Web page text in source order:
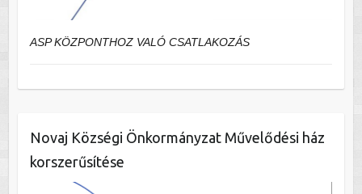
ASP KÖZPONTHOZ VALÓ CSATLAKOZÁS
Novaj Községi Önkormányzat Művelődési ház
korszerűsítése